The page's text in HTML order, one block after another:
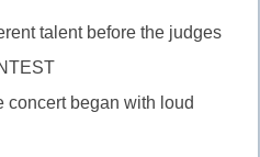
перед
talent before the judges
concert began with loud